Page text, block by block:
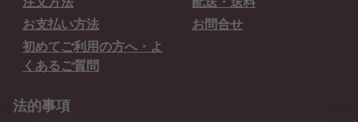
お支払い方法
お問合せ
初めてご利用の方へ・よ
くあるご質問
法的事項